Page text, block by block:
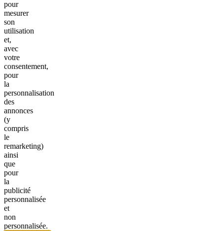
pour
mesurer
son
utilisation
et,
avec
votre
consentement,
pour
la
personnalisation
des
annonces
(y
compris
le
remarketing)
ainsi
que
pour
la
publicité
personnalisée
et
non
personnalisée.